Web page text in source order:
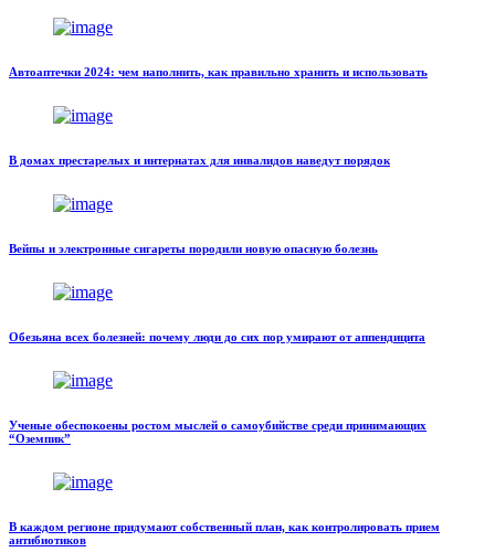
Автоаптечки 2024: чем наполнить, как правильно хранить и использовать
В домах престарелых и интернатах для инвалидов наведут порядок
Вейпы и электронные сигареты породили новую опасную болезнь
Обезьяна всех болезней: почему люди до сих пор умирают от аппендицита
Ученые обеспокоены ростом мыслей о самоубийстве среди принимающих
“Оземпик”
В каждом регионе придумают собственный план, как контролировать прием
антибиотиков